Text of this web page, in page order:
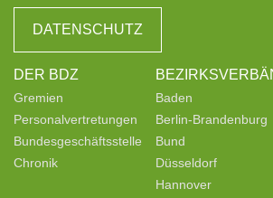
DATENSCHUTZ
DER BDZ
Gremien
Personalvertretungen
Bundesgeschäftsstelle
Chronik
Baden
Berlin-Brandenburg
Bund
Düsseldorf
Hannover